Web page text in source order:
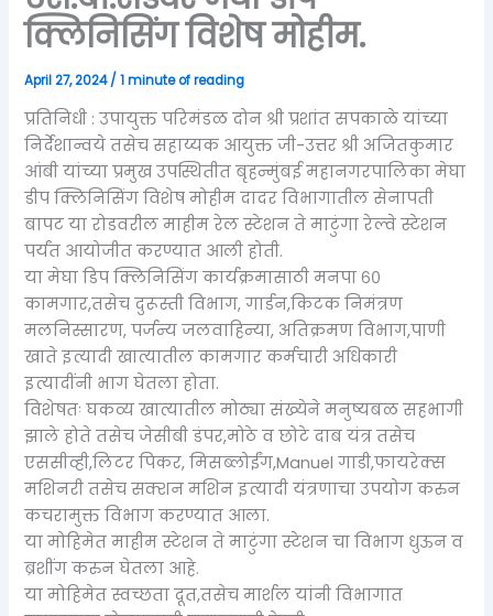
क्लिनिसिंग विशेष मोहीम.
April 27, 2024/1 minute of reading
प्रतिनिधी : उपायुक्त परिमंडळ दोन श्री प्रशांत सपकाळे यांच्या
निर्देशान्वये तसेच सहाय्यक आयुक्त जी-उत्तर श्री अजितकुमार
आंबी यांच्या प्रमुख उपस्थितीत बृहन्मुंबई महानगरपालिका मेघा
डीप क्लिनिसिंग विशेष मोहीम दादर विभागातील सेनापती
बापट या रोडवरील माहीम रेल स्टेशन ते माटुंगा रेल्वे स्टेशन
पर्यंत आयोजीत करण्यात आली होती.
या मेघा डिप क्लिनिसिंग कार्यक्रमासाठी मनपा ६०
कामगार,तसेच दुरूस्ती विभाग, गार्डन,किटक निमंत्रण
मलनिस्सारण, पर्जन्य जलवाहिन्या, अतिक्रमण विभाग,पाणी
खाते इत्यादी खात्यातील कामगार कर्मचारी अधिकारी
इत्यादींनी भाग घेतला होता.
विशेषतः घकव्य खात्यातील मोठ्या संख्येने मनुष्यबळ सहभागी
झाले होते तसेच जेसीबी डंपर,मोठे व छोटे दाब यंत्र तसेच
एससीव्ही,लिटर पिकर, मिसब्लोईंग,Manuel गाडी,फायरेक्स
मशिनरी तसेच सक्शन मशिन इत्यादी यंत्रणाचा उपयोग करुन
कचरामुक्त विभाग करण्यात आला.
या मोहिमेत माहीम स्टेशन ते माटुंगा स्टेशन चा विभाग धुऊन व
ब्रशींग करुन घेतला आहे.
या मोहिमेत स्वच्छता दूत,तसेच मार्शल यांनी विभागात